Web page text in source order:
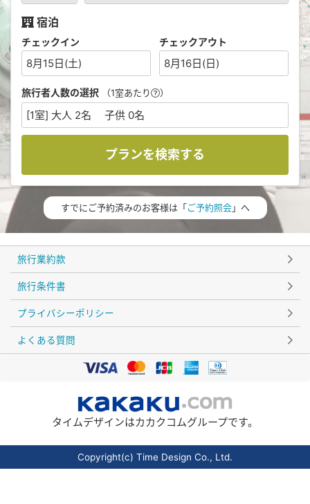
宿泊
チェックイン
8月15日(土)
チェックアウト
8月16日(日)
旅行者人数の選択 （1室あたり ）
[1室] 大人 2名 子供 0名
プランを検索する
すでにご予約済みのお客様は「ご予約照会」へ
旅行業約款
旅行条件書
プライバシーポリシー
よくある質問
タイムデザインはカカクコムグループです。
Copyright(c) Time Design Co., Ltd.